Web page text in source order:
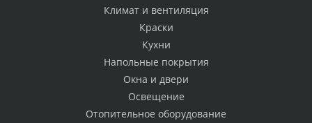
Климат и вентиляция
Краски
Кухни
Напольные покрытия
Окна и двери
Освещение
Отопительное оборудование